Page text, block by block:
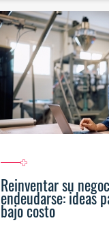
Reinventar su
endeudarse: ideas
bajo costo